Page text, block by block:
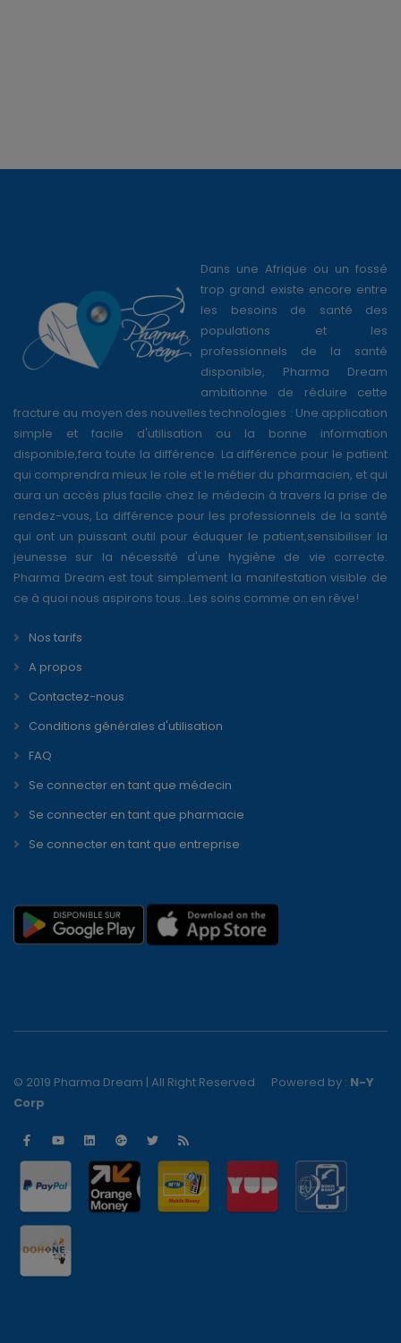
Dans une Afrique ou un fossé
trop grand existe encore entre
les besoins de santé des
populations et les
professionnels de la santé
disponible, Pharma Dream
ambitionne de réduire cette
fracture au moyen des nouvelles technologies : Une application
simple et facile d'utilisation ou la bonne information
disponible,fera toute la différence. La différence pour le patient
qui comprendra mieux le role et le métier du pharmacien, et qui
aura un accès plus facile chez le médecin à travers la prise de
rendez-vous, La différence pour les professionnels de la santé
qui ont un puissant outil pour éduquer le patient,sensibiliser la
jeunesse sur la nécessité d'une hygiène de vie correcte.
Pharma Dream est tout simplement la manifestation visible de
ce à quoi nous aspirons tous...Les soins comme on en rêve!
Nos tarifs
A propos
Contactez-nous
Conditions générales d'utilisation
FAQ
Se connecter en tant que médecin
Se connecter en tant que pharmacie
Se connecter en tant que entreprise
© 2019 Pharma Dream | All Right Reserved Powered by : N-Y
Corp